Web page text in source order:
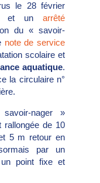
le 28 février
et unarrêté
du « savoir-
note de service
scolaire et
aquatique.
la circulaire n°
nager »
rallongée de 10
5 m retour en
par un
point fixe et